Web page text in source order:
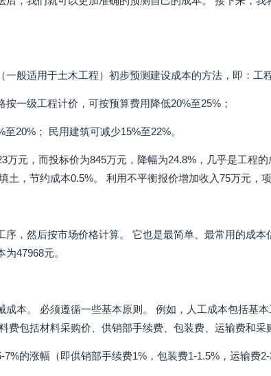
般适用于土木工程）初步预测建设成本的方法，即：工
一级工程计价，可按预算费用降低20%至25%；
20%； 民用建筑可减少15%至22%。
万元，而投标价为845万元，降幅为24.8%，几乎是工程
土，节约成本0.5%。 利用不平衡报价增加收入75万元，
，然后按市场价格计算。 它也是最简单、最常用的成本
47968元。
成本。 必须遵循一些基本原则。 例如，人工成本包括基
费包括材料采购价、供销部手续费、包装费、运输费和采
的涨幅（即供销部手续费1%，包装费1-1.5%，运输费2-